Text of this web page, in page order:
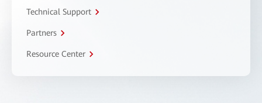
Technical Support
Partners
Resource Center